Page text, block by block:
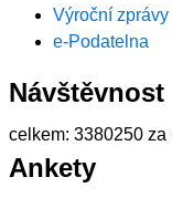
Výroční zprávy
e-Podatelna
Návštěvnost
celkem: 3380250 za
Ankety